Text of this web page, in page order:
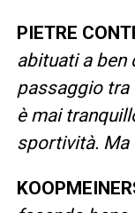
PIETRE
abituati a ben
passaggio
è mai
sportività. Ma